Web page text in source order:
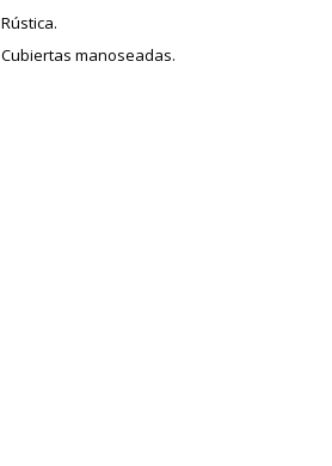
Rústica.
Cubiertas manoseadas.